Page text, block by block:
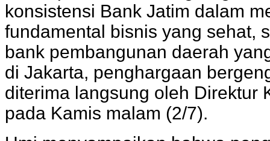
konsistensi Bank Jatim dalam
fundamental bisnis yang sehat,
bank pembangunan daerah
di Jakarta, penghargaan
diterima langsung oleh Direktur
pada Kamis malam (2/7).